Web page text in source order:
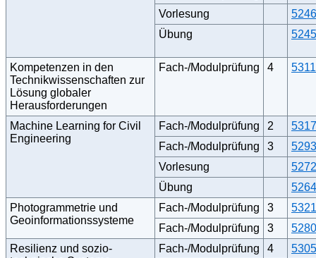
Vorlesung
Übung
Kompetenzen in den
Technikwissenschaften zur
Lösung globaler
Herausforderungen
Fach-/Modulprüfung 4
Machine Learning for Civil
Engineering
Fach-/Modulprüfung 2
Fach-/Modulprüfung
3
Vorlesung
Übung
Photogrammetrie und
Geoinformationssysteme
Fach-/Modulprüfung 3
Fach-/Modulprüfung
3
Resilienz und sozio-
Fach-/Modulprüfung 4